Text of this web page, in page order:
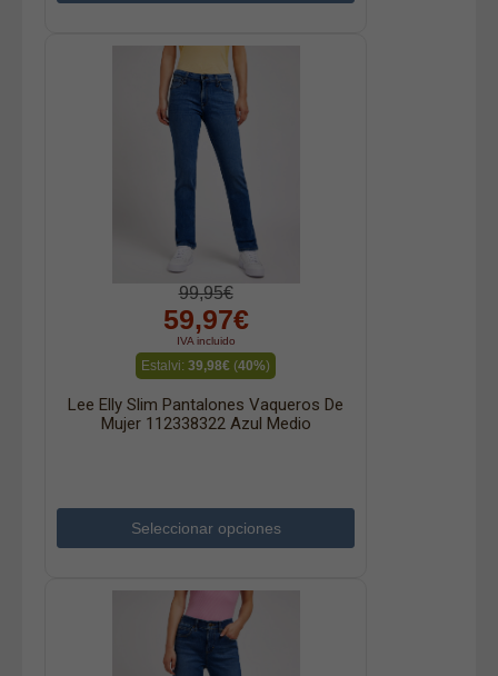
99,95€
59,97€
IVA incluido
Estalvi: 39,98€ (40%)
Lee Elly Slim Pantalones Vaqueros De
Mujer 112338322 Azul Medio
Seleccionar opciones